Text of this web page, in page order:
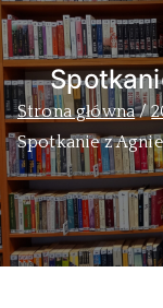
Strona główna
Spotkanie z